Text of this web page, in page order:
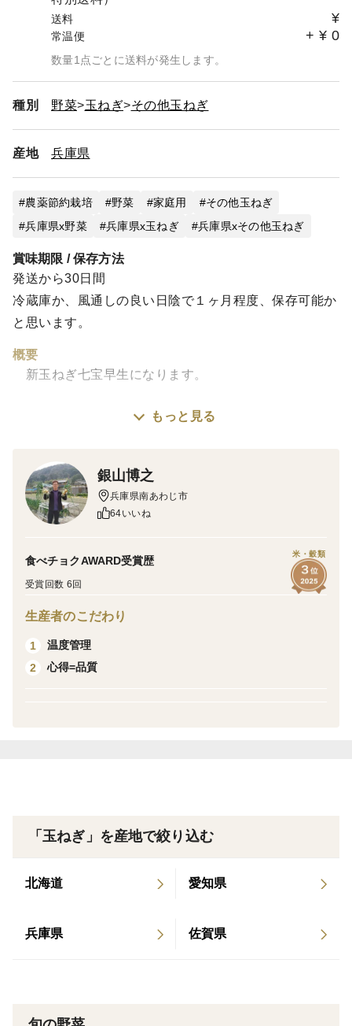
送料 ¥
常温便 + ¥ 0
数量1点ごとに送料が発生します。
種別 野菜 玉ねぎ その他玉ねぎ
産地 兵庫県
農薬節約栽培 野菜 家庭用
その他玉ねぎ
兵庫県x野菜
兵庫県x玉ねぎ 兵庫県xその他玉ねぎ
賞味期限 / 保存方法
発送から30日間
冷蔵庫か、風通しの良い日陰で１ヶ月程度、保存可能か
と思います。
概要
新玉ねぎ七宝早生になります。
サイズは、淡路島規格のM～2Lサイズの混合になりま
味
コクがあって、甘くて、みずみずしいです。
冷蔵庫で置いてください。
辛みがかなり和らぐかと思います。
その１個１個に吹き込むのに、命を削るのが農業かもし
のを見ました。
もっと見る
銀山博之
兵庫県南あわじ市
64いいね
食べチョクAWARD受賞歴
受賞回数 6回
米・穀類
生産者のこだわり
1
温度管理
2
心得=品質
「玉ねぎ」を産地で絞り込む
北海道 愛知県
兵庫県 佐賀県